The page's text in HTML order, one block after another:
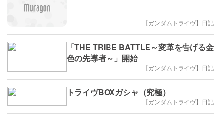
【ガンダムトライヴ】日記
「THE TRIBE BATTLE～変革を告げる金
色の先導者～」開始
【ガンダムトライヴ】日記
トライヴBOXガシャ（究極）
【ガンダムトライヴ】日記